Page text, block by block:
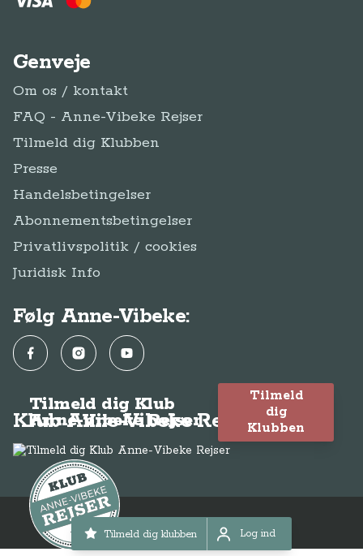
Tilmeld dig klubben Log ind
Log ind
Genveje
Om os / kontakt
FAQ - Anne-Vibeke Rejser
Tilmeld dig Klubben
Presse
Handelsbetingelser
Abonnementsbetingelser
Privatlivspolitik / cookies
Juridisk Info
Følg Anne-Vibeke:
FacebookInstagramYouTube
Klub Anne-Vibeke Rejser
Tilmeld dig Klub
Anne-Vibeke Rejser
Tilmeld
dig
Klubben
© Anne-Vibeke Rejser 2026